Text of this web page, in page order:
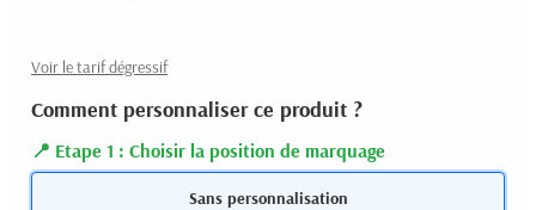
Voir le tarif dégressif
Comment personnaliser ce produit ?
Etape 1 : Choisir la position de marquage
Sans personnalisation